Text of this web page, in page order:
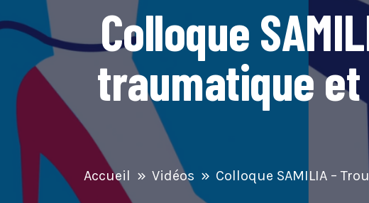
Colloque
traumatique
Accueil Vidéos Colloque SAMILIA –